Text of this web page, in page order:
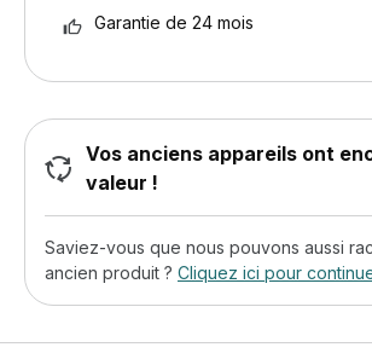
Garantie de 24 mois
Vos anciens appareils ont
valeur !
Saviez-vous que nous pouvons aussi
ancien produit ? Cliquez ici pour